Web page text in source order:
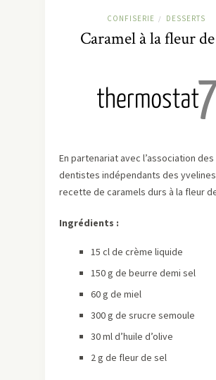
CONFISERIE / DESSERTS
Caramel à la fleur
En partenariat avec l’association des
dentistes indépendants des
recette de caramels durs à la fleur
Ingrédients :
15 cl de crème liquide
150 g de beurre demi sel
60 g de miel
300 g de srucre semoule
30 ml d’huile d’olive
2 g de fleur de sel